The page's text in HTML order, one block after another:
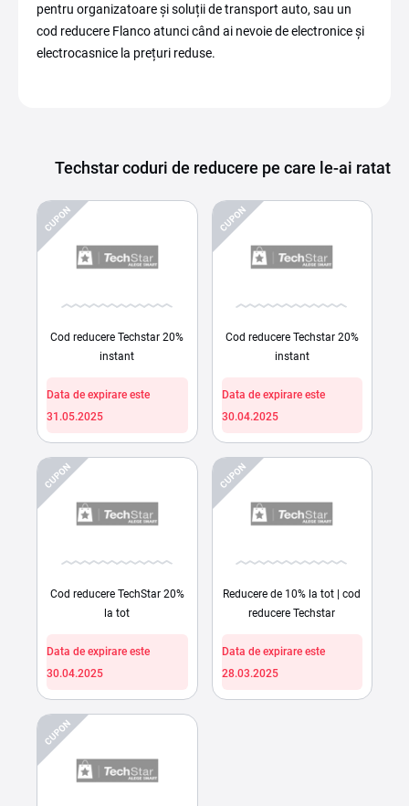
pentru organizatoare și soluții de transport auto, sau un
cod reducere Flanco atunci când ai nevoie de electronice și
electrocasnice la prețuri reduse.
Techstar coduri de reducere pe care le-ai ratat
CUPON
Cod reducere Techstar 20%
instant
Data de expirare este
31.05.2025
CUPON
Cod reducere Techstar 20%
instant
Data de expirare este
30.04.2025
CUPON
Cod reducere TechStar 20%
la tot
Data de expirare este
30.04.2025
CUPON
Reducere de 10% la tot | cod
reducere Techstar
Data de expirare este
28.03.2025
CUPON